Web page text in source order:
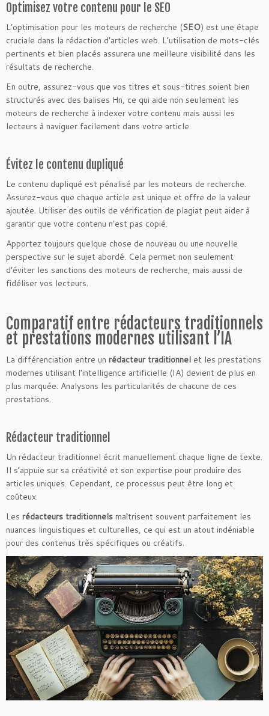
Optimisez votre contenu pour le SEO
L’optimisation pour les moteurs de recherche (SEO) est une étape
cruciale dans la rédaction d’articles web. L’utilisation de mots-clés
pertinents et bien placés assurera une meilleure visibilité dans les
résultats de recherche.
En outre, assurez-vous que vos titres et sous-titres soient bien
structurés avec des balises Hn, ce qui aide non seulement les
moteurs de recherche à indexer votre contenu mais aussi les
lecteurs à naviguer facilement dans votre article.
Évitez le contenu dupliqué
Le contenu dupliqué est pénalisé par les moteurs de recherche.
Assurez-vous que chaque article est unique et offre de la valeur
ajoutée. Utiliser des outils de vérification de plagiat peut aider à
garantir que votre contenu n’est pas copié.
Apportez toujours quelque chose de nouveau ou une nouvelle
perspective sur le sujet abordé. Cela permet non seulement
d’éviter les sanctions des moteurs de recherche, mais aussi de
fidéliser vos lecteurs.
Comparatif entre rédacteurs traditionnels
et prestations modernes utilisant l’IA
La différenciation entre un rédacteur traditionnel et les prestations
modernes utilisant l’intelligence artificielle (IA) devient de plus en
plus marquée. Analysons les particularités de chacune de ces
prestations.
Rédacteur traditionnel
Un rédacteur traditionnel écrit manuellement chaque ligne de texte.
Il s’appuie sur sa créativité et son expertise pour produire des
articles uniques. Cependant, ce processus peut être long et
coûteux.
Les rédacteurs traditionnels maîtrisent souvent parfaitement les
nuances linguistiques et culturelles, ce qui est un atout indéniable
pour des contenus très spécifiques ou créatifs.